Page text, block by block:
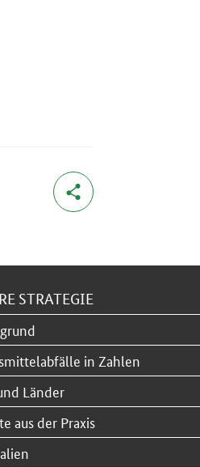
STRATEGIE
in Zahlen
Länder
aus der Praxis